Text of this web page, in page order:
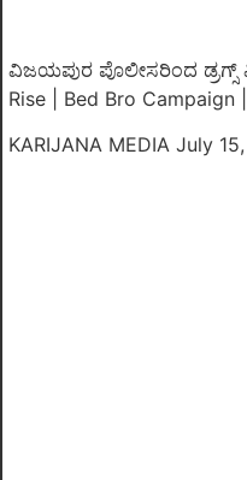
ವಿಜಯಪುರ ಪೊಲೀಸರಿಂದ ಡ್ರಗ್ಸ್
Rise | Bed Bro Campaign
KARIJANA MEDIA July